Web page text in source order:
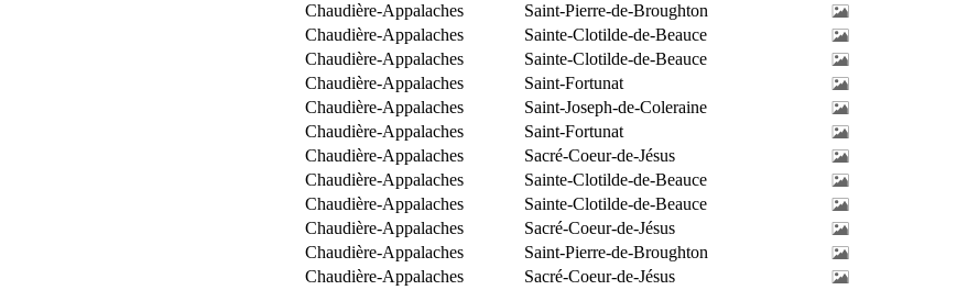
Chaudière-Appalaches
Saint-Pierre-de-Broughton
Chaudière-Appalaches
Sainte-Clotilde-de-Beauce
Chaudière-Appalaches
Sainte-Clotilde-de-Beauce
Chaudière-Appalaches
Saint-Fortunat
Chaudière-Appalaches
Saint-Joseph-de-Coleraine
Chaudière-Appalaches
Saint-Fortunat
Chaudière-Appalaches
Sacré-Coeur-de-Jésus
Chaudière-Appalaches
Sainte-Clotilde-de-Beauce
Chaudière-Appalaches
Sainte-Clotilde-de-Beauce
Chaudière-Appalaches
Sacré-Coeur-de-Jésus
Chaudière-Appalaches
Saint-Pierre-de-Broughton
Chaudière-Appalaches
Sacré-Coeur-de-Jésus